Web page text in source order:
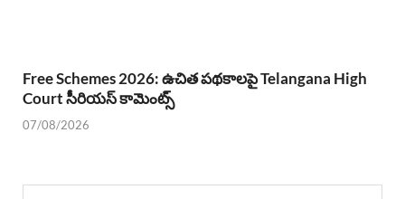
Free Schemes 2026: ఉచిత పథకాలపై Telangana High
Court సీరియస్ కామెంట్స్
07/08/2026